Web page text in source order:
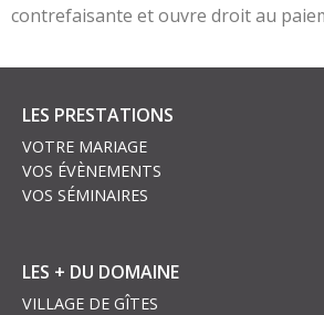
contrefaisante et ouvre droit au
LES PRESTATIONS
VOTRE MARIAGE
VOS ÉVÈNEMENTS
VOS SÉMINAIRES
LES + DU DOMAINE
VILLAGE DE GÎTES